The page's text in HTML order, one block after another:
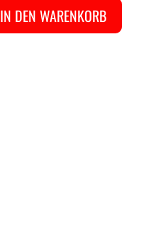
IN DEN WARENKORB